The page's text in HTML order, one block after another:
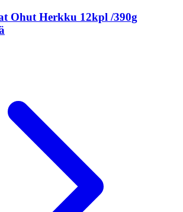
Ohut Herkku 12kpl /390g